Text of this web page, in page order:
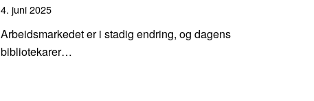
4. juni 2025
Arbeidsmarkedet er i stadig endring, og dagens
bibliotekarer…